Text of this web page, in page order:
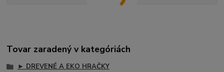
Tovar zaradený v kategóriách
► DREVENÉ A EKO HRAČKY